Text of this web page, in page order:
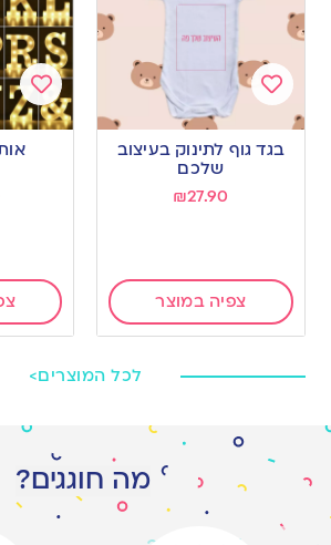
to
wishlist
בגד גוף לתינוק בעיצוב
שלכם
₪27.90
צפיה במוצר
Add
לכל המוצרים>
מה חוגגים?